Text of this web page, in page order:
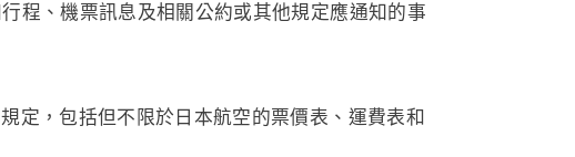
程、機票訊息及相關公約或其他規定應通知的事
定，包括但不限於日本航空的票價表、運費表和